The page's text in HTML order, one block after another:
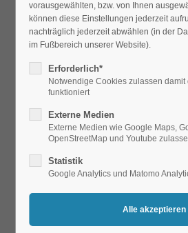
Glitter-Metallic
Vglitter
Glänzender Teppichboden mit
Oberfläche
vorausgewählten, bzw. von Ihnen
können diese Einstellungen jederzeit
nachträglich jederzeit abwählen (in der
im Fußbereich unserer Website).
Erforderlich*
Notwendige Cookies zulassen
funktioniert
Externe Medien
Externe Medien wie Google Maps,
OpenStreetMap und Youtube
Statistik
Google Analytics und Matomo